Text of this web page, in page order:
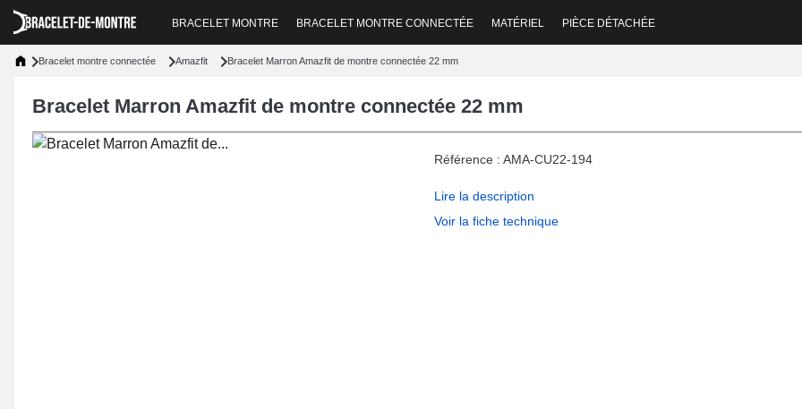
BRACELET MONTRE BRACELET MONTRE CONNECTÉE MATÉRIEL PIÈCE DÉTACHÉE
Bracelet montre connectée Amazfit Bracelet Marron Amazfit de montre connectée 22 mm
Bracelet Marron Amazfit de montre connectée 22 mm
Référence : AMA-CU22-194
Lire la description
Voir la fiche technique